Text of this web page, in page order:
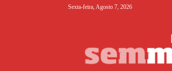
Sexta-feira, Agosto 7, 2026